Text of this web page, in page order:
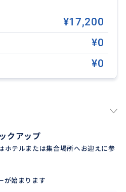
¥17,200
¥0
¥0
クアップ
ホテルまたは集合場所へお迎えに参
が始まります